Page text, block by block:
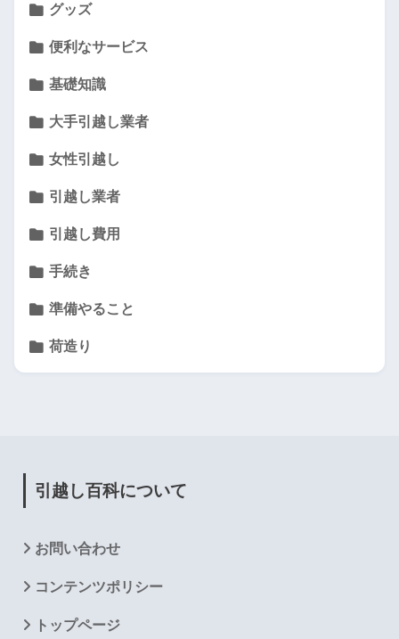
グッズ
便利なサービス
基礎知識
大手引越し業者
女性引越し
引越し業者
引越し費用
手続き
準備やること
荷造り
引越し百科について
お問い合わせ
コンテンツポリシー
トップページ